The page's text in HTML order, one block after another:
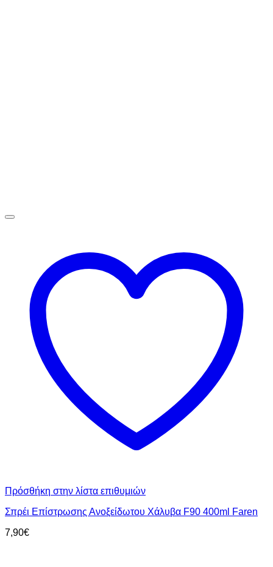
Πρόσθήκη στην λίστα επιθυμιών
Σπρέι Επίστρωσης Ανοξείδωτου Χάλυβα F90 400ml Faren
7,90€